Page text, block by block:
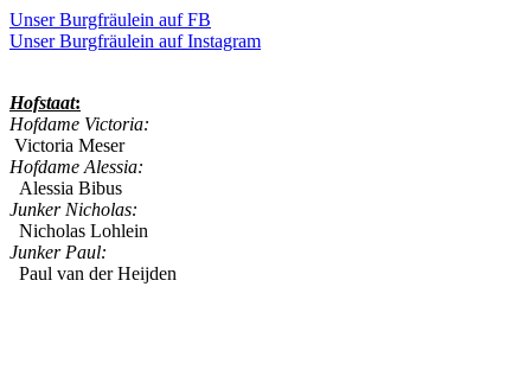
Unser Burgfräulein auf FB
Unser Burgfräulein auf Instagram
Hofstaat:
Hofdame Victoria:
Victoria Meser
Hofdame Alessia:
Alessia Bibus
Junker Nicholas:
Nicholas Lohlein
Junker Paul:
Paul van der Heijden